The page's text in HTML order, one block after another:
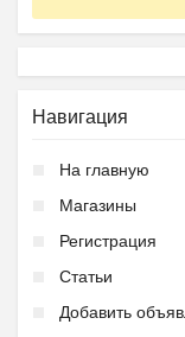
Навигация
На главную
Магазины
Регистрация
Статьи
Добавить